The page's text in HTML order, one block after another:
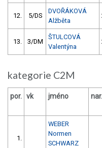
12. 5/DS
DVOŘÁKOVÁ
Alžběta
13. 3/DM
ŠTULCOVÁ
Valentýna
kategorie C2M
por. vk jméno nar.
1.
WEBER
Normen
SCHWARZ